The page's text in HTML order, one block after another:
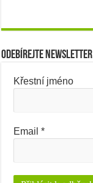
Odebírejte newsletter
Křestní jméno
Email*